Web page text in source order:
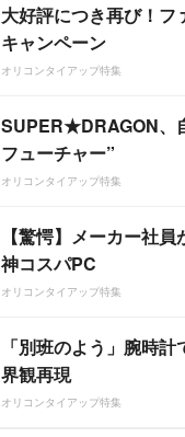
大好評につき再び！フ
キャンペーン
オリコンタイアップ特集
SUPER★DRAGON、
フューチャー”
オリコンタイアップ特集
【驚愕】メーカー社員
神コスパPC
オリコンタイアップ特集
「別班のよう」腕時
界観再現
オリコンタイアップ特集